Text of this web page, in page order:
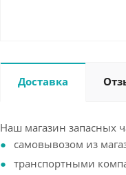
Доставка
Наш магазин запасных
самовывозом из
транспортными